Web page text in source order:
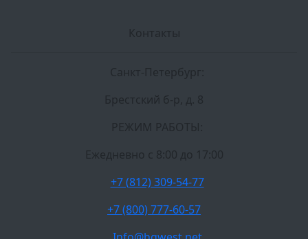
Контакты
Санкт-Петербург:
Брестский б-р, д. 8
РЕЖИМ РАБОТЫ:
Ежедневно c 8:00 до 17:00
+7 (812) 309-54-77
+7 (800) 777-60-57